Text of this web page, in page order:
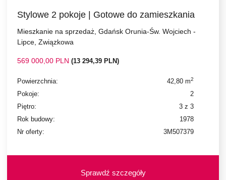
Stylowe 2 pokoje | Gotowe do zamieszkania
Mieszkanie na sprzedaż, Gdańsk Orunia-Św. Wojciech -
Lipce, Związkowa
569 000,00 PLN (13 294,39 PLN)
Powierzchnia: 42,80 m2
Pokoje:
2
Piętro:
3 z 3
Rok budowy:
1978
Nr oferty:
3M507379
Sprawdź szczegóły